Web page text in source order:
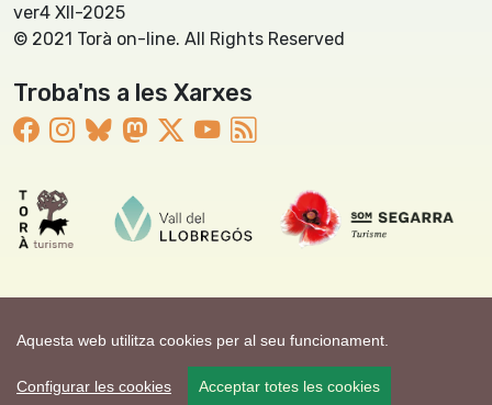
Aquesta web utilitza cookies per al seu funcionament.
Configurar les cookies Acceptar totes les cookies
ver4 XII-2025
© 2021 Torà on-line. All Rights Reserved
Troba'ns a les Xarxes